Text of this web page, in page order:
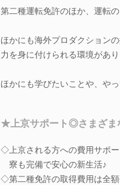
第二種運転免許のほか、運転
ほかにも海外プロダクション
力を身に付けられる環境があり
ほかにも学びたいことや、や
★上京サポート◎さまざま
◇上京される方への費用サポー
寮も完備で安心の新生活♪
◇第二種免許の取得費用は全額